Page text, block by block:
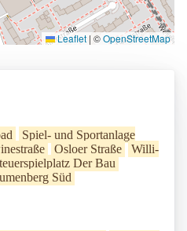
Leaflet | ©OpenStreetMap
Spiel- und Sportanlage
Osloer Straße
Willi-
Der Bau
Süd